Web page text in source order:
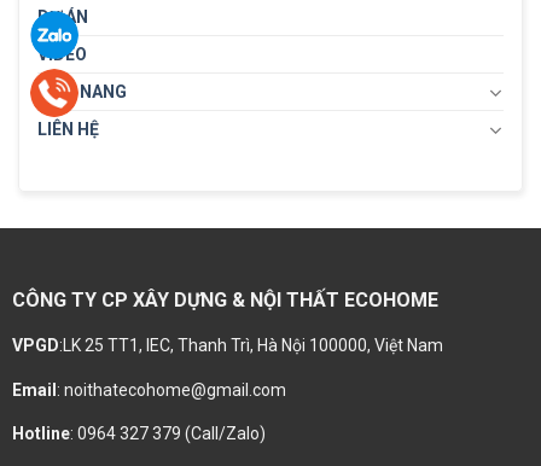
DỰ ÁN
VIDEO
CẨM NANG
LIÊN HỆ
CÔNG TY CP XÂY DỰNG & NỘI THẤT ECOHOME
VPGD:LK 25 TT1, IEC, Thanh Trì, Hà Nội 100000, Việt Nam
Email : noithatecohome@gmail.com
Hotline: 0964 327 379 (Call/Zalo)